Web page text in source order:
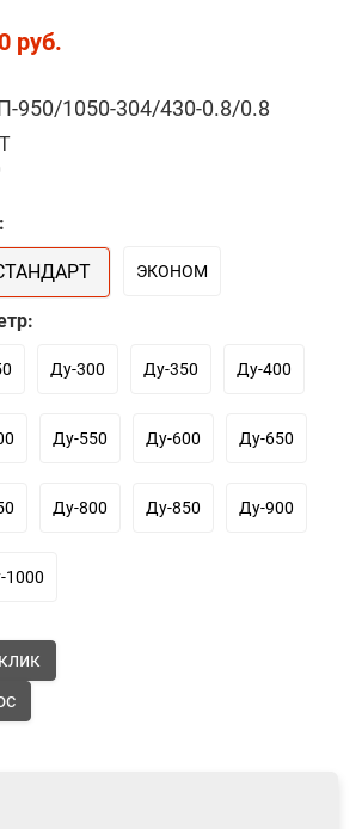
руб.
950/1050-304/430-0.8/0.8
ЭКОНОМ
Ду-300 Ду-350 Ду-400
Ду-550 Ду-600 Ду-650
Ду-800 Ду-850 Ду-900
1000